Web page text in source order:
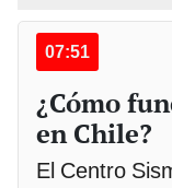
07:51
¿Cómo
en Chile?
El Centro